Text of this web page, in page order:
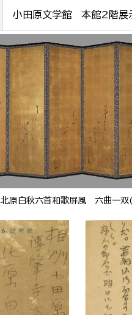
小田原文学館 本館2階展
北原白秋六首和歌屏風 六曲一双